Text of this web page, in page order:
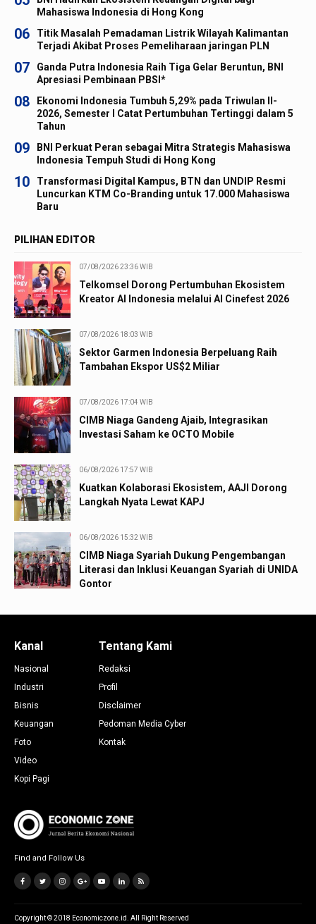
Mahasiswa Indonesia di Hong Kong
06
Titik Masalah Pemadaman Listrik Wilayah Kalimantan
Terjadi Akibat Proses Pemeliharaan jaringan PLN
07
Ganda Putra Indonesia Raih Tiga Gelar Beruntun, BNI
Apresiasi Pembinaan PBSI*
08
Ekonomi Indonesia Tumbuh 5,29% pada Triwulan II-
2026, Semester I Catat Pertumbuhan Tertinggi dalam 5
Tahun
09
BNI Perkuat Peran sebagai Mitra Strategis Mahasiswa
Indonesia Tempuh Studi di Hong Kong
10
Transformasi Digital Kampus, BTN dan UNDIP Resmi
Luncurkan KTM Co-Branding untuk 17.000 Mahasiswa
Baru
PILIHAN EDITOR
07/08/2026 23:36 WIB
Telkomsel Dorong Pertumbuhan Ekosistem
Kreator AI Indonesia melalui AI Cinefest 2026
07/08/2026 18:03 WIB
Sektor Garmen Indonesia Berpeluang Raih
Tambahan Ekspor US$2 Miliar
07/08/2026 17:04 WIB
CIMB Niaga Gandeng Ajaib, Integrasikan
Investasi Saham ke OCTO Mobile
06/08/2026 17:57 WIB
Kuatkan Kolaborasi Ekosistem, AAJI Dorong
Langkah Nyata Lewat KAPJ
06/08/2026 15:32 WIB
CIMB Niaga Syariah Dukung Pengembangan
Literasi dan Inklusi Keuangan Syariah di UNIDA
Gontor
Kanal
Nasional
Industri
Bisnis
Keuangan
Foto
Video
Kopi Pagi
Tentang Kami
Redaksi
Profil
Disclaimer
Pedoman Media Cyber
Kontak
Find and Follow Us
Copyright © 2018 Economiczone.id. All Right Reserved